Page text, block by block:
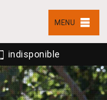
MENU
indisponible